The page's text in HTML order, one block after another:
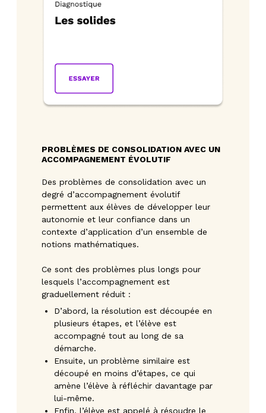
PROBLÈMES DE CONSOLIDATION AVEC UN
ACCOMPAGNEMENT ÉVOLUTIF
Des problèmes de consolidation avec un
degré d’accompagnement évolutif
permettent aux élèves de développer leur
autonomie et leur confiance dans un
contexte d’application d’un ensemble de
notions mathématiques.
Ce sont des problèmes plus longs pour
lesquels l’accompagnement est
graduellement réduit :
D’abord, la résolution est découpée en
plusieurs étapes, et l’élève est
accompagné tout au long de sa
démarche.
Ensuite, un problème similaire est
découpé en moins d’étapes, ce qui
amène l’élève à réfléchir davantage par
lui-même.
Enfin, l’élève est appelé à résoudre le